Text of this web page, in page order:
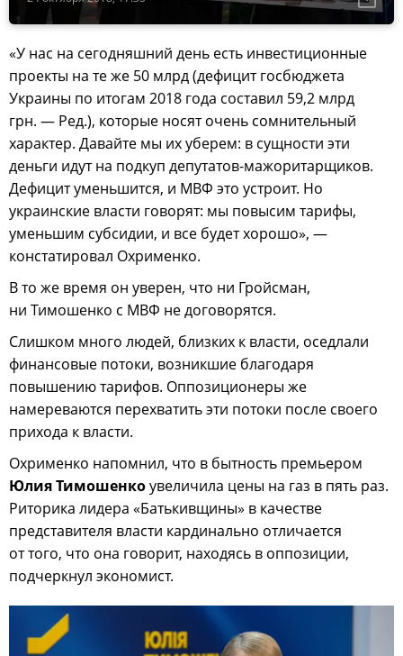
«У нас на сегодняшний день есть инвестиционные
проекты на те же 50 млрд (дефицит госбюджета
Украины по итогам 2018 года составил 59,2 млрд
грн. — Ред.), которые носят очень сомнительный
характер. Давайте мы их уберем: в сущности эти
деньги идут на подкуп депутатов-мажоритарщиков.
Дефицит уменьшится, и МВФ это устроит. Но
украинские власти говорят: мы повысим тарифы,
уменьшим субсидии, и все будет хорошо», —
констатировал Охрименко.
В то же время он уверен, что ни Гройсман,
ни Тимошенко с МВФ не договорятся.
Слишком много людей, близких к власти, оседлали
финансовые потоки, возникшие благодаря
повышению тарифов. Оппозиционеры же
намереваются перехватить эти потоки после своего
прихода к власти.
Охрименко напомнил, что в бытность премьером
Юлия Тимошенкоувеличила цены на газ в пять раз.
Риторика лидера «Батькивщины» в качестве
представителя власти кардинально отличается
от того, что она говорит, находясь в оппозиции,
подчеркнул экономист.